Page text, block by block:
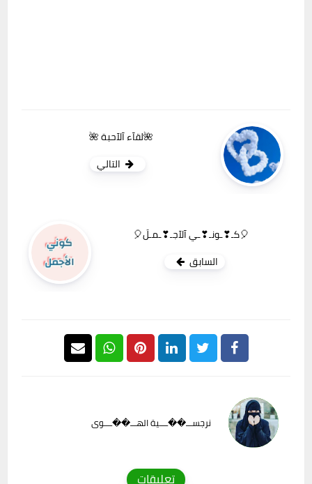
🌺لقآء آلآحبة 🌺
التالي
🎈كـ❣ـونـ❣ـي آلآجـ❣ـمـلَ🎈
السابق
نرجســـ��ــــية الهـــ��ــــوى
تعليقات